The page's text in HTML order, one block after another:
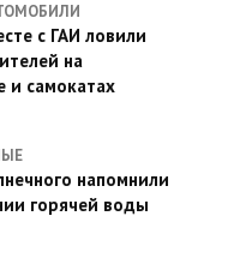
с ГАИ ловили
на
и самокатах
напомнили
горячей воды